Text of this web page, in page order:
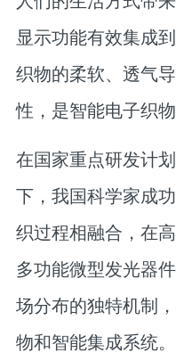
显示功能有效集成
织物的柔软、透气
性，是智能电子织
在国家重点研发计
下，我国科学家成
织过程相融合，在
多功能微型发光器
场分布的独特机制
物和智能集成系统